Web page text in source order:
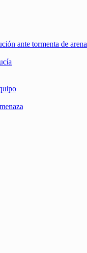
ante tormenta de arena